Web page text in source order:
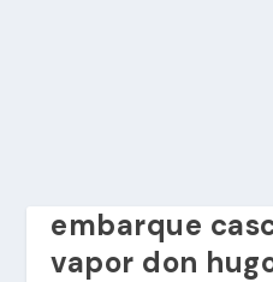
embarque
vapor don